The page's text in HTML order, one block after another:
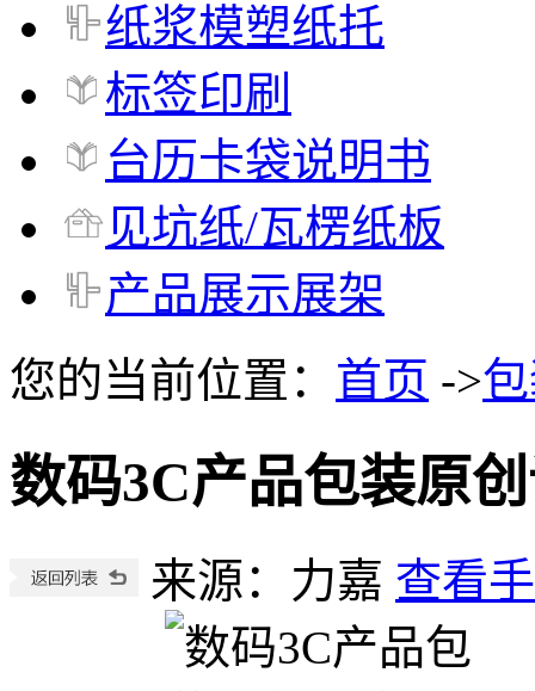
纸浆模塑纸托
标签印刷
台历卡袋说明书
见坑纸/瓦楞纸板
产品展示展架
您的当前位置： 首页 ->
数码3C产品包装原
来源：力嘉 查看